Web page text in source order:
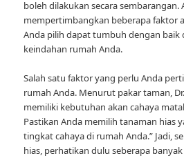
boleh dilakukan secara sembarangan.
mempertimbangkan beberapa faktor
Anda pilih dapat tumbuh dengan baik
keindahan rumah Anda.
Salah satu faktor yang perlu Anda
rumah Anda. Menurut pakar taman,
memiliki kebutuhan akan cahaya
Pastikan Anda memilih tanaman hias
tingkat cahaya di rumah Anda.” Jadi,
hias, perhatikan dulu seberapa